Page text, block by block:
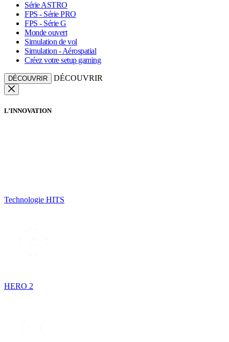
Série ASTRO
FPS - Série PRO
FPS - Série G
Monde ouvert
Simulation de vol
Simulation - Aérospatial
Créez votre setup gaming
DÉCOUVRIR DÉCOUVRIR
L’INNOVATION
Technologie HITS
HERO 2